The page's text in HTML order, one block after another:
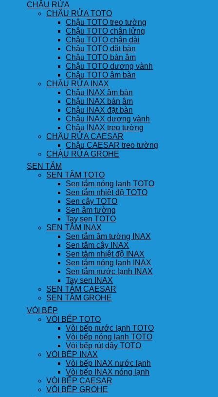
CHẬU RỬA
CHẬU RỬA TOTO
Chậu TOTO treo tường
Chậu TOTO chân lửng
Chậu TOTO chân dài
Chậu TOTO đặt bàn
Chậu TOTO bán âm
Chậu TOTO dương vành
Chậu TOTO âm bàn
CHẬU RỬA INAX
Chậu INAX âm bàn
Chậu INAX bán âm
Chậu INAX đặt bàn
Chậu INAX dương vành
Chậu INAX treo tường
CHẬU RỬA CAESAR
Chậu CAESAR treo tường
CHẬU RỬA GROHE
SEN TẮM
SEN TẮM TOTO
Sen tắm nóng lạnh TOTO
Sen tắm nhiệt độ TOTO
Sen cây TOTO
Sen âm tường
Tay sen TOTO
SEN TẮM INAX
Sen tắm âm tường INAX
Sen tắm cây INAX
Sen tắm nhiệt độ INAX
Sen tắm nóng lạnh INAX
Sen tắm nước lạnh INAX
Tay sen INAX
SEN TẮM CAESAR
SEN TẮM GROHE
VÒI BẾP
VÒI BẾP TOTO
Vòi bếp nước lạnh TOTO
Vòi bếp nóng lạnh TOTO
Vòi bếp rút dây TOTO
VÒI BẾP INAX
Vòi bếp INAX nước lạnh
Vòi bếp INAX nóng lạnh
VÒI BẾP CAESAR
VÒI BẾP GROHE